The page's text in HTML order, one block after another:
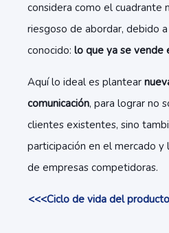
considera como el cuadrante
riesgoso de abordar, debido
conocido: lo que ya se vende
Aquí lo ideal es plantear
comunicación, para lograr no
clientes existentes, sino
participación en el mercado
de empresas competidoras.
<<<Ciclo de vida del